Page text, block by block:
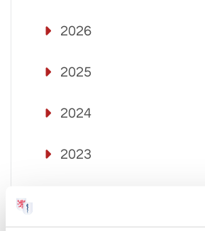
2026
2025
2024
2023